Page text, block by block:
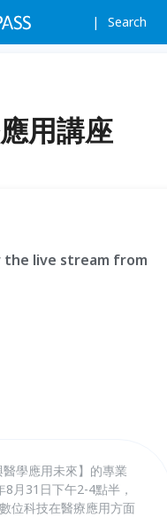
Search
用講座
the live stream from
學應用未來】的專業
月31日下午2-4點半，
位科技在醫療應用方面